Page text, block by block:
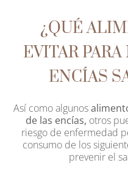
¿QUÉ
EVITAR
ENCÍAS
Así como algunos
de las encías, otros
riesgo de enfermedad
consumo de los
prevenir el